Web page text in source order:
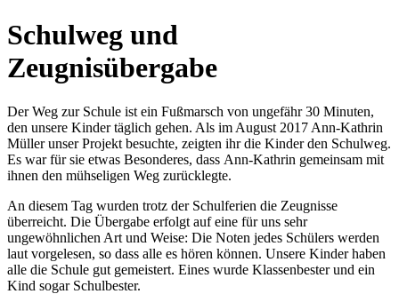
Schulweg und
Zeugnisübergabe
Der Weg zur Schule ist ein Fußmarsch von ungefähr 30 Minuten,
den unsere Kinder täglich gehen. Als im August 2017 Ann-Kathrin
Müller unser Projekt besuchte, zeigten ihr die Kinder den Schulweg.
Es war für sie etwas Besonderes, dass Ann-Kathrin gemeinsam mit
ihnen den mühseligen Weg zurücklegte.
An diesem Tag wurden trotz der Schulferien die Zeugnisse
überreicht. Die Übergabe erfolgt auf eine für uns sehr
ungewöhnlichen Art und Weise: Die Noten jedes Schülers werden
laut vorgelesen, so dass alle es hören können. Unsere Kinder haben
alle die Schule gut gemeistert. Eines wurde Klassenbester und ein
Kind sogar Schulbester.